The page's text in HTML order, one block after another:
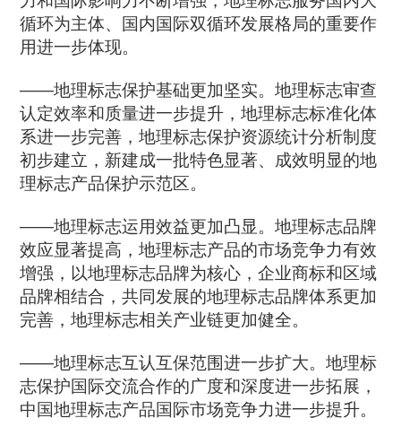
循环为主体、国内国际双循环发展格局的重要作
用进一步体现。
——地理标志保护基础更加坚实。地理标志审查
认定效率和质量进一步提升，地理标志标准化体
系进一步完善，地理标志保护资源统计分析制度
初步建立，新建成一批特色显著、成效明显的地
理标志产品保护示范区。
——地理标志运用效益更加凸显。地理标志品牌
效应显著提高，地理标志产品的市场竞争力有效
增强，以地理标志品牌为核心，企业商标和区域
品牌相结合，共同发展的地理标志品牌体系更加
完善，地理标志相关产业链更加健全。
——地理标志互认互保范围进一步扩大。地理标
志保护国际交流合作的广度和深度进一步拓展，
中国地理标志产品国际市场竞争力进一步提升。